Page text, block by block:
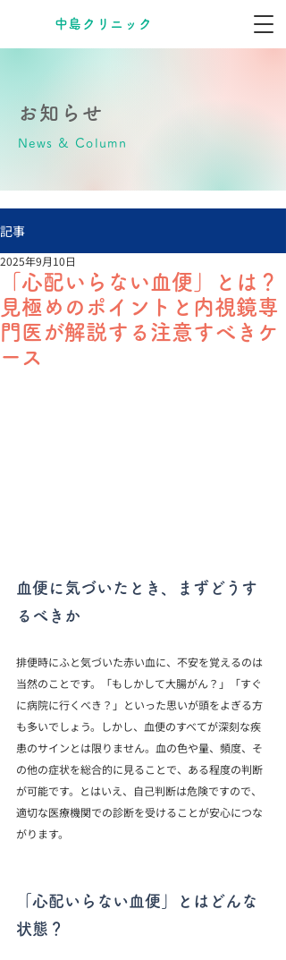
​中島クリニック
お知らせ
News & Column
記事
「心配いらない血便」とは？
見極めのポイントと内視鏡専
門医が解説する注意すべきケ
ース
2025年9月10日
血便に気づいたとき、まずどうす
るべきか
排便時にふと気づいた赤い血に、不安を覚えるのは
当然のことです。「もしかして大腸がん？」「すぐ
に病院に行くべき？」といった思いが頭をよぎる方
も多いでしょう。しかし、血便のすべてが深刻な疾
患のサインとは限りません。血の色や量、頻度、そ
の他の症状を総合的に見ることで、ある程度の判断
が可能です。とはいえ、自己判断は危険ですので、
適切な医療機関での診断を受けることが安心につな
がります。
「心配いらない血便」とはどんな
状態？